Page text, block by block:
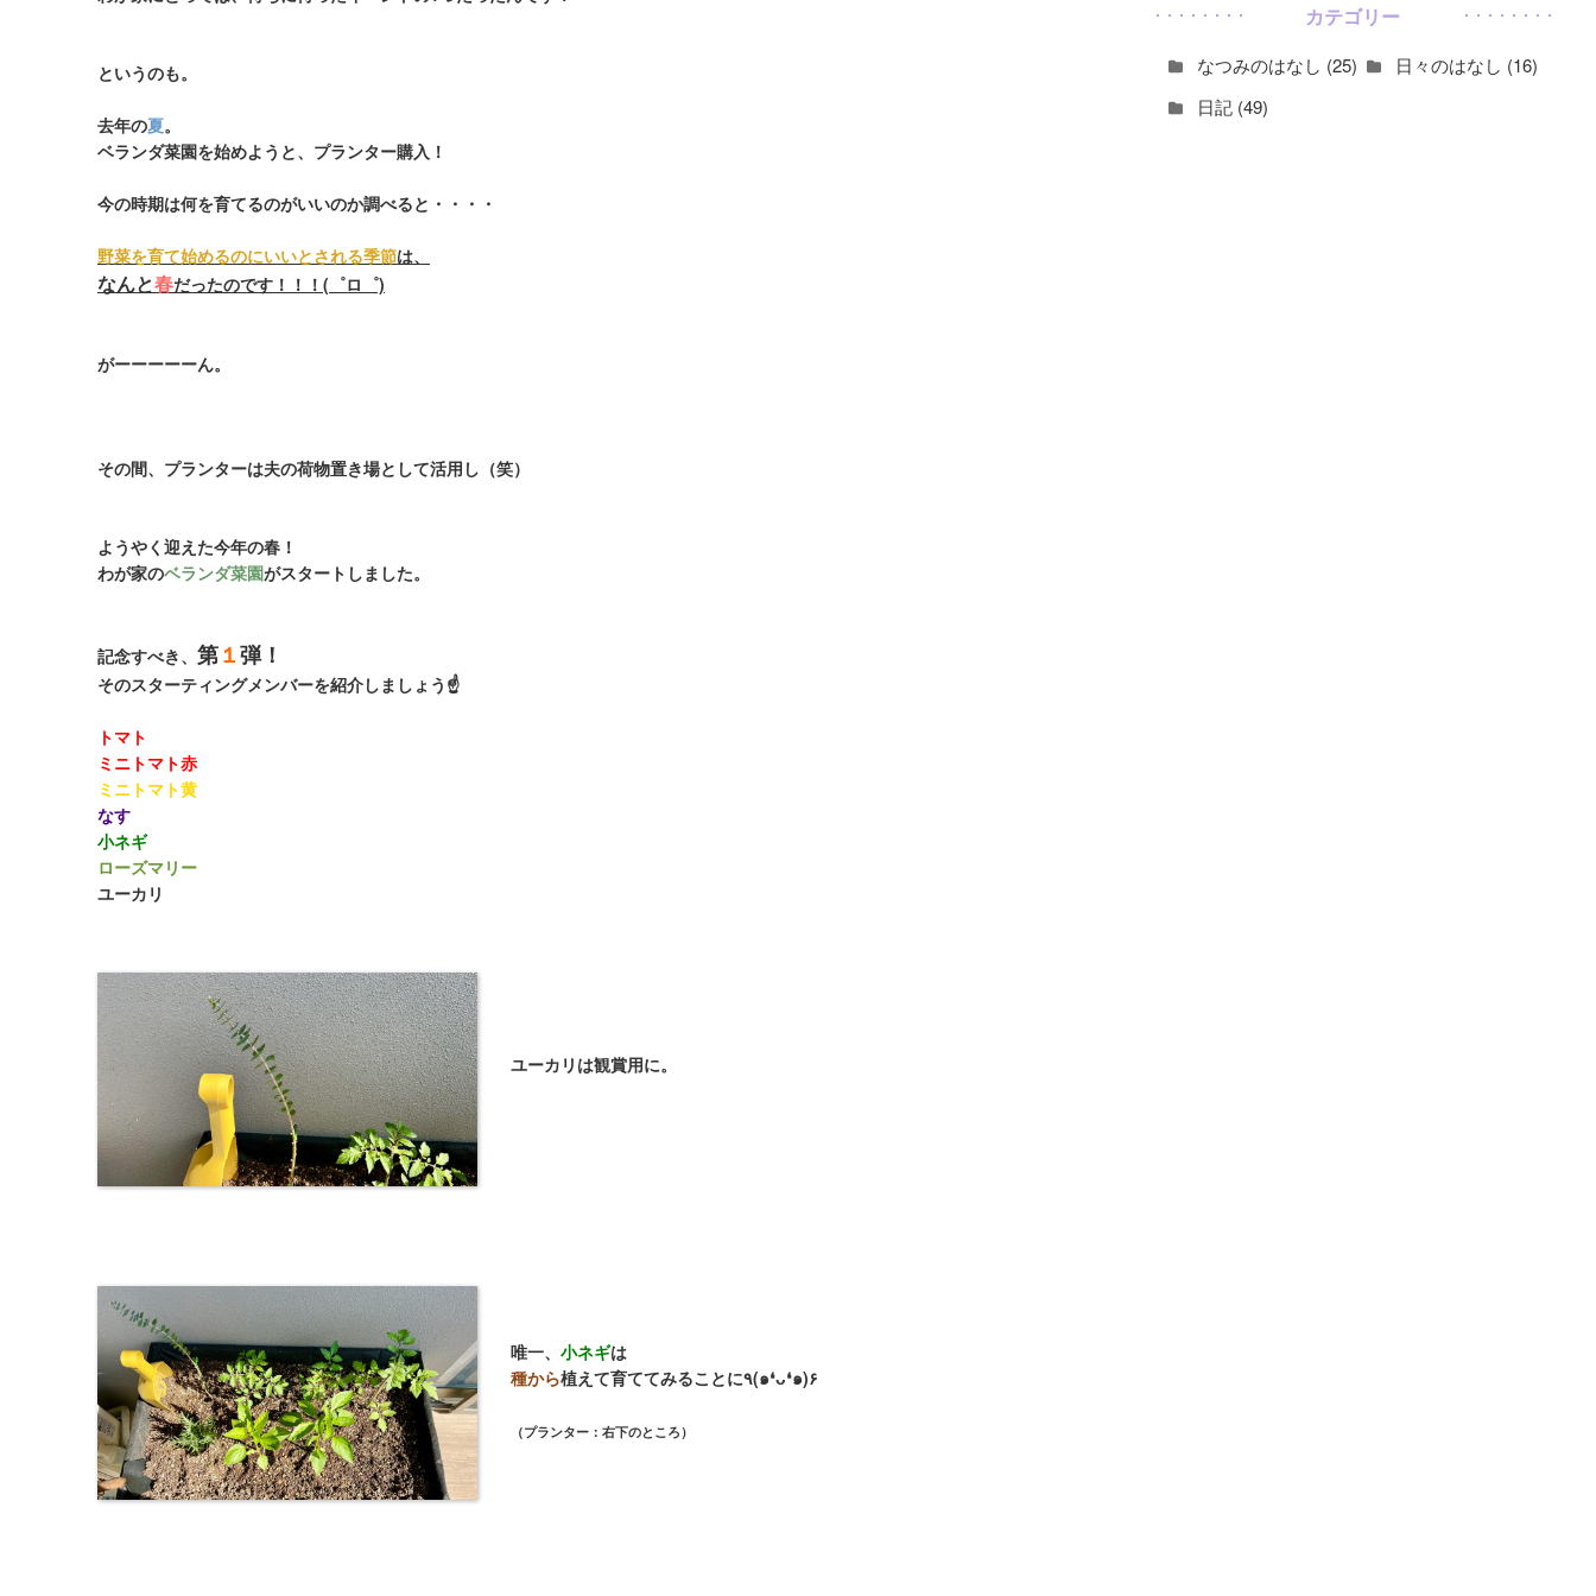
というのも。
去年の夏。
ベランダ菜園を始めようと、プランター購入！
今の時期は何を育てるのがいいのか調べると・・・・
野菜を育て始めるのにいいとされる季節は、
なんと春だったのです！！！(゜ロ゜)
がーーーーーん。
その間、プランターは夫の荷物置き場として活用し（笑）
ようやく迎えた今年の春！
わが家のベランダ菜園がスタートしました。
記念すべき、 第１弾！
そのスターティングメンバーを紹介しましょう☝
トマト
ミニトマト赤
ミニトマト黄
なす
小ネギ
ローズマリー
ユーカリ
ユーカリは観賞用に。
唯一、 小ネギは
種から
植えて育ててみることに٩(๑❛ᴗ❛๑)۶
（プランター：右下のところ）
カテゴリー
なつみのはなし (25)
日々のはなし (16)
日記 (49)